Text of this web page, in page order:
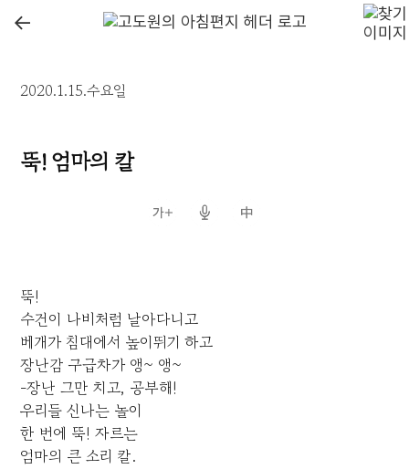
←
2020.1.15.수요일
뚝! 엄마의 칼
뚝!
수건이 나비처럼 날아다니고
베개가 침대에서 높이뛰기 하고
장난감 구급차가 앵~ 앵~
-장난 그만 치고, 공부해!
우리들 신나는 놀이
한 번에 뚝! 자르는
엄마의 큰 소리 칼.